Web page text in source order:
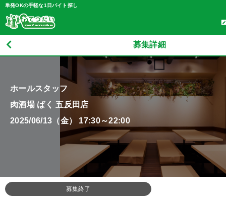
単発OKの手軽な1日バイト探し
募集詳細
ホールスタッフ
肉酒場 ばく 五反田店
2025/06/13（金） 17:30～22:00
募集終了